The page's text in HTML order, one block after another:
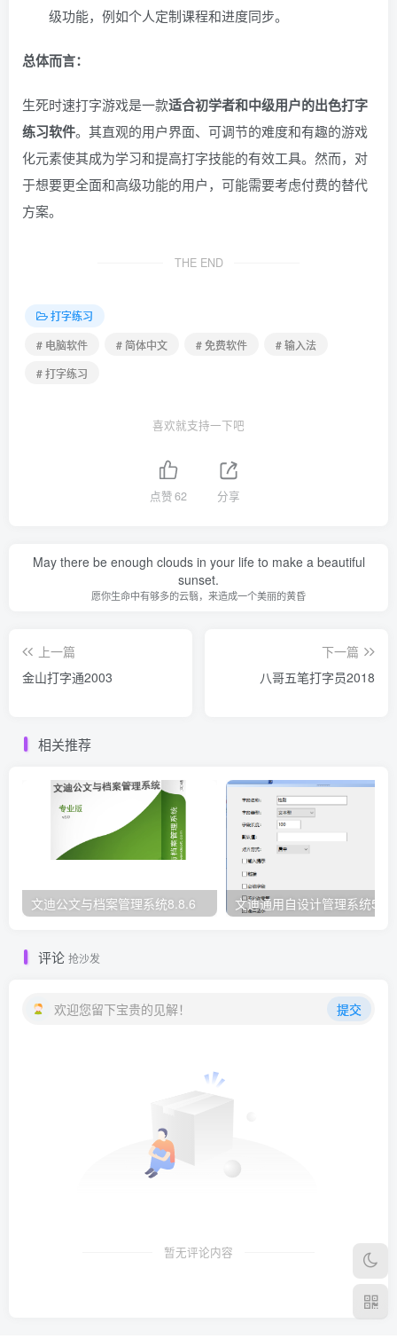
级功能，例如个人定制课程和进度同步。
总体而言：
生死时速打字游戏是一款适合初学者和中级用户的出色打字
练习软件。其直观的用户界面、可调节的难度和有趣的游戏
化元素使其成为学习和提高打字技能的有效工具。然而，对
于想要更全面和高级功能的用户，可能需要考虑付费的替代
方案。
THE END
打字练习
# 电脑软件
# 简体中文 # 免费软件
# 输入法
# 打字练习
喜欢就支持一下吧
点赞62 分享
May there be enough clouds in your life to make a beautiful
sunset.
愿你生命中有够多的云翳，来造成一个美丽的黄昏
上一篇
金山打字通2003
下一篇
八哥五笔打字员2018
相关推荐
文迪公文与档案管理系统8.8.6 文迪通用自设计管理系统
评论 抢沙发
欢迎您留下宝贵的见解！ 提交
暂无评论内容